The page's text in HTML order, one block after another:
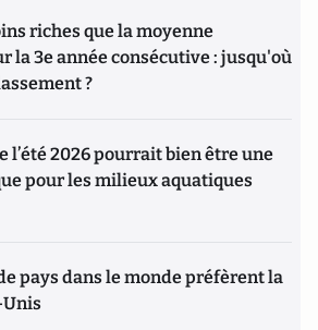
riches que la moyenne
la 3e année consécutive : jusqu'où
?
l’été 2026 pourrait bien être une
pour les milieux aquatiques
pays dans le monde préfèrent la